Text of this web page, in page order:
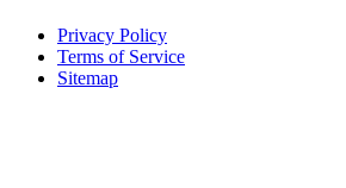
Privacy Policy
Terms of Service
Sitemap